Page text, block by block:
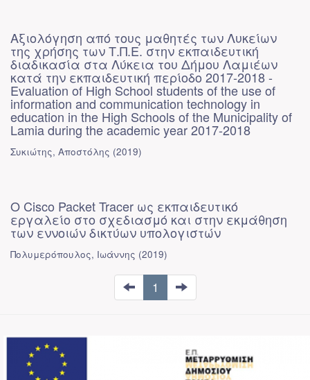
Αξιολόγηση από τους μαθητές των Λυκείων
της χρήσης των Τ.Π.Ε. στην εκπαιδευτική
διαδικασία στα Λύκεια του Δήμου Λαμιέων
κατά την εκπαιδευτική περίοδο 2017-2018 -
Evaluation of High School students of the use of
information and communication technology in
education in the High Schools of the Municipality of
Lamia during the academic year 2017-2018
Συκιώτης, Αποστόλης (2019)
Ο Cisco Packet Tracer ως εκπαιδευτικό
εργαλείο στο σχεδιασμό και στην εκμάθηση
των εννοιών δικτύων υπολογιστών
Πολυμερόπουλος, Ιωάννης (2019)
1